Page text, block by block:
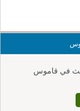
في قاموس